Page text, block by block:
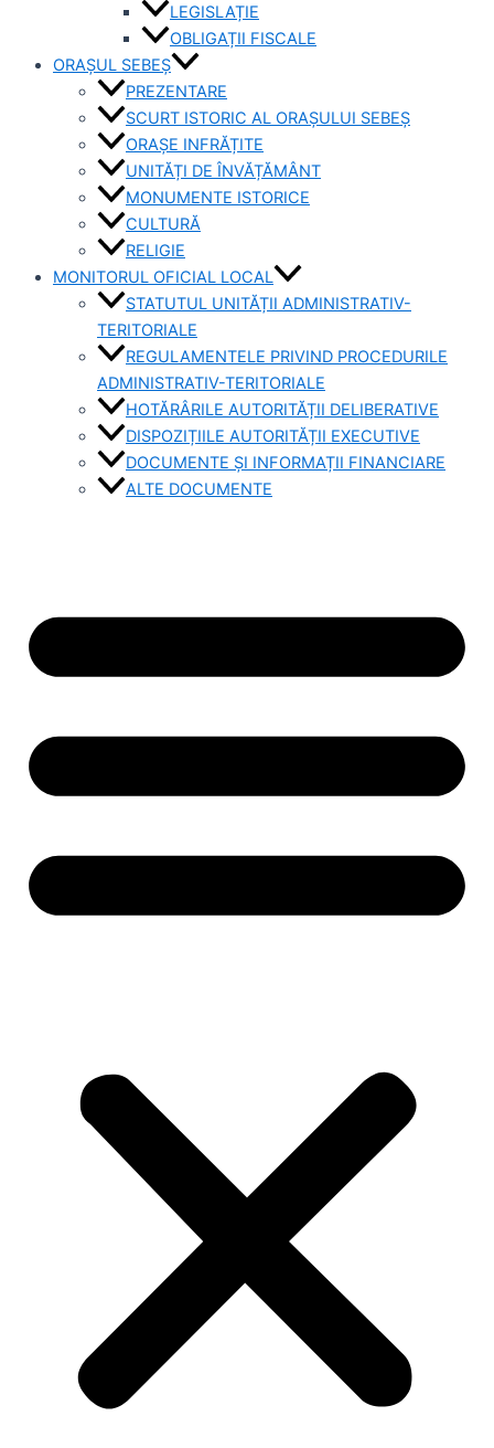
LEGISLAȚIE
OBLIGAȚII FISCALE
ORAȘUL SEBEȘ
PREZENTARE
SCURT ISTORIC AL ORAȘULUI SEBEȘ
ORAȘE INFRĂȚITE
UNITĂȚI DE ÎNVĂȚĂMÂNT
MONUMENTE ISTORICE
CULTURĂ
RELIGIE
MONITORUL OFICIAL LOCAL
STATUTUL UNITĂȚII ADMINISTRATIV-
TERITORIALE
REGULAMENTELE PRIVIND PROCEDURILE
ADMINISTRATIV-TERITORIALE
HOTĂRÂRILE AUTORITĂȚII DELIBERATIVE
DISPOZIȚIILE AUTORITĂȚII EXECUTIVE
DOCUMENTE ȘI INFORMAȚII FINANCIARE
ALTE DOCUMENTE